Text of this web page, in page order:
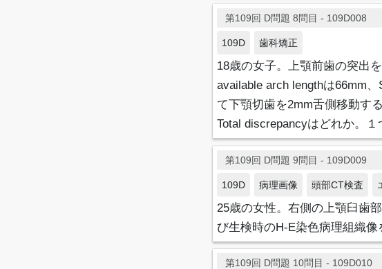
第109回 D問題 8問目 - 109D008
109D 歯科矯正
18歳の女子。上顎前歯の突出
available arch lengthは66mm
て下顎切歯を2mm舌側移動す
Total discrepancyはどれか。１
第109回 D問題 9問目 - 109D009
109D 病理画像 頭部CT検査
25歳の女性。右側の上顎臼歯
び生検時のH-E染色病理組織像
第109回 D問題 10問目 - 109D010